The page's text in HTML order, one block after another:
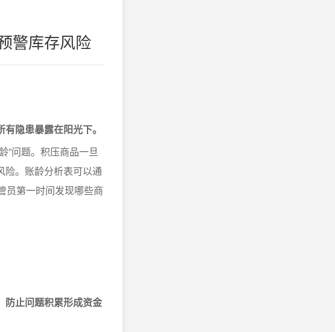
警库存风险
隐患暴露在阳光下。
”问题。积压商品一旦
险。账龄分析表可以通
员第一时间发现哪些商
防止问题积累形成资金